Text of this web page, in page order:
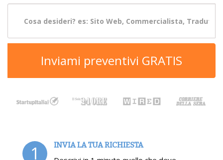
Inviami preventivi GRATIS
1 INVIA LA TUA RICHIESTA